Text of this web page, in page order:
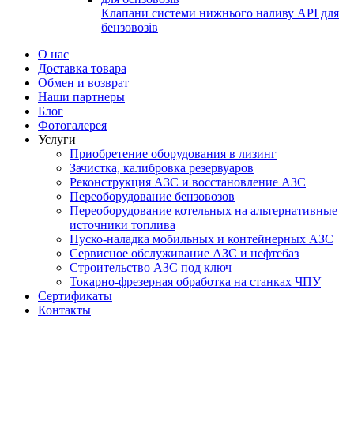
Клапани системи нижнього наливу API для
бензовозів
О нас
Доставка товара
Обмен и возврат
Наши партнеры
Блог
Фотогалерея
Услуги
Приобретение оборудования в лизинг
Зачистка, калибровка резервуаров
Реконструкция АЗС и восстановление АЗС
Переоборудование бензовозов
Переоборудование котельных на альтернативные
источники топлива
Пуско-наладка мобильных и контейнерных АЗС
Сервисное обслуживание АЗС и нефтебаз
Строительство АЗС под ключ
Токарно-фрезерная обработка на станках ЧПУ
Сертификаты
Контакты